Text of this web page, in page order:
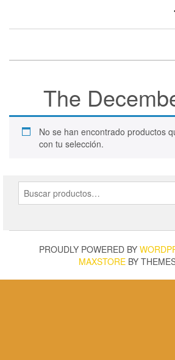
the
The
No se han encontrado productos
con tu selección.
Buscar
por:
PROUDLY POWERED BY
MAXSTORE BY